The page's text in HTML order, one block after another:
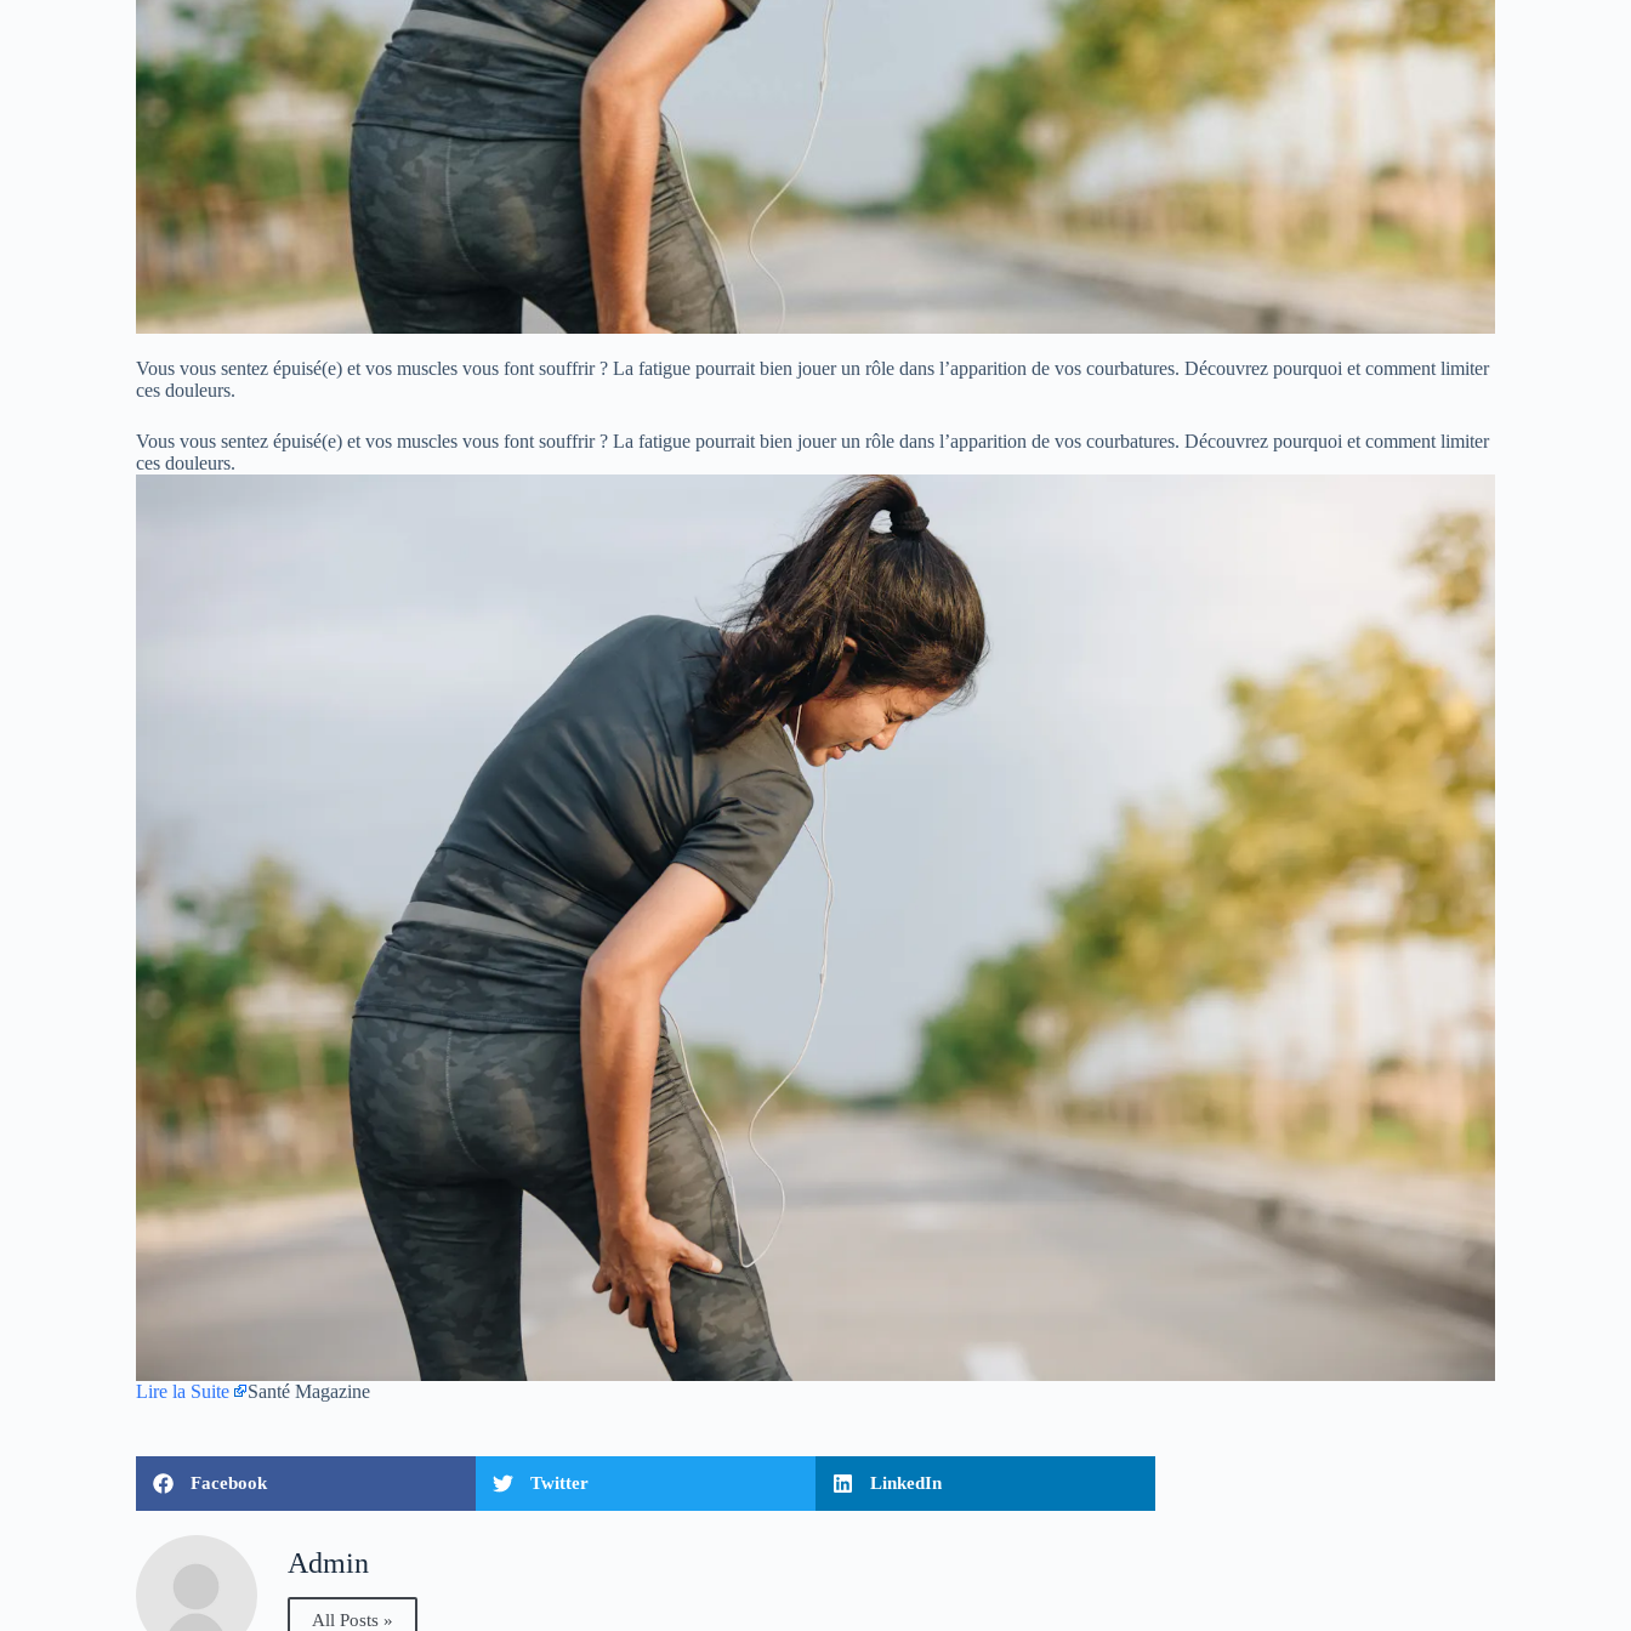
Vous vous sentez épuisé(e) et vos muscles vous font souffrir ? La fatigue pourrait bien jouer un rôle dans l’apparition de vos courbatures. Découvrez pourquoi et comment limiter
ces douleurs.
Vous vous sentez épuisé(e) et vos muscles vous font souffrir ? La fatigue pourrait bien jouer un rôle dans l’apparition de vos courbatures. Découvrez pourquoi et comment limiter
ces douleurs.
Lire la Suite Santé Magazine
Facebook Twitter LinkedIn
Admin
All Posts »